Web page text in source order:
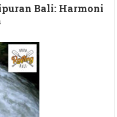
Bali: Harmoni